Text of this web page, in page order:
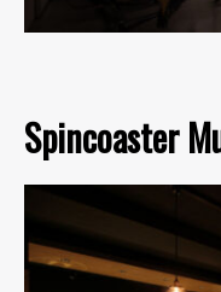
Spincoaster